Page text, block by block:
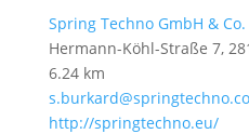
Spring Techno GmbH & Co.
Hermann-Köhl-Straße 7,
6.24 km
http://springtechno.eu/